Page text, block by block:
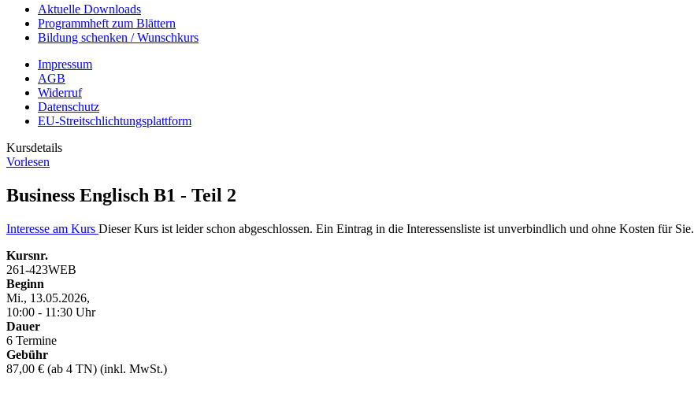
Aktuelle Downloads
Programmheft zum Blättern
Bildung schenken / Wunschkurs
Impressum
AGB
Widerruf
Datenschutz
EU-Streitschlichtungsplattform
Kursdetails
Vorlesen
Business Englisch B1 - Teil 2
Interesse am Kurs Dieser Kurs ist leider schon abgeschlossen. Ein Eintrag in die Interessensliste ist unverbindlich und ohne Kosten für Sie.
Kursnr.
261-423WEB
Beginn
Mi., 13.05.2026,
10:00 - 11:30 Uhr
Dauer
6 Termine
Gebühr
87,00 € (ab 4 TN) (inkl. MwSt.)